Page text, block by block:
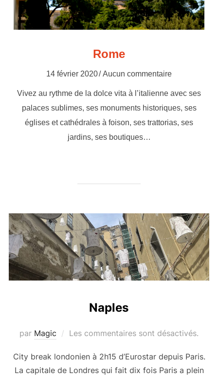
Rome
14 février 2020 Aucun commentaire
Vivez au rythme de la dolce vita à l’italienne avec ses
palaces sublimes, ses monuments historiques, ses
églises et cathédrales à foison, ses trattorias, ses
jardins, ses boutiques…
Naples
par Magic Les commentaires sont désactivés.
City break londonien à 2h15 d’Eurostar depuis Paris.
La capitale de Londres qui fait dix fois Paris a plein